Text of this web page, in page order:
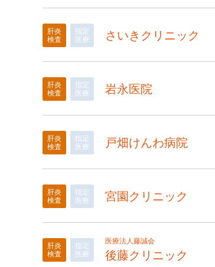
肝炎
検査
指定
医療
さいきクリニック
肝炎
検査
指定
医療
岩永医院
肝炎
検査
指定
医療
戸畑けんわ病院
肝炎
検査
指定
医療
宮園クリニック
肝炎
検査
指定
医療
医療法人藤誠会
後藤クリニック